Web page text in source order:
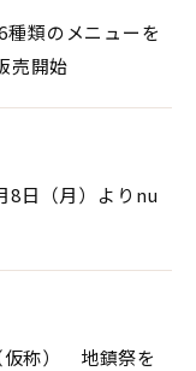
類のメニューを
売開始
8日（月）よりnu
仮称） 地鎮祭を